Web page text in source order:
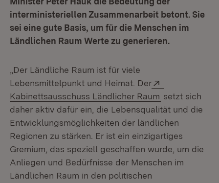
interministeriellen Zusammenarbeit betont. Sie
sei eine gute Basis, um für die Menschen im
Ländlichen Raum Werte zu generieren.
„Der Ländliche Raum ist für viele
Lebensmittelpunkt und Heimat. Der
Kabinettsausschuss Ländlicher Raum (Öffnet in
setzt sich
daher aktiv dafür ein, die Lebensqualität und die
Entwicklungsmöglichkeiten der ländlichen
Regionen zu stärken. Er ist ein einzigartiges
Gremium, das speziell geschaffen wurde, um die
Anliegen und Bedürfnisse der Menschen im
Ländlichen Raum in den politischen